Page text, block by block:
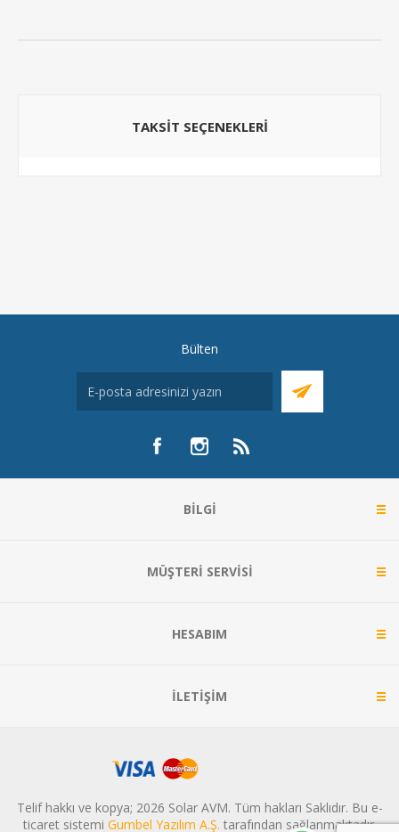
TAKSIT SEÇENEKLERI
Bülten
BILGI
MÜŞTERI SERVISI
HESABIM
İLETIŞIM
Telif hakkı ve kopya; 2026 Solar AVM. Tüm hakları Saklıdır. Bu e-
ticaret sistemi Gumbel Yazılım A.Ş. tarafından sağlanmaktadır.